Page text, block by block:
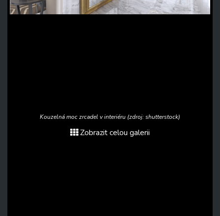
Kouzelná moc zrcadel v interiéru (zdroj: shutterstock)
Zobrazit celou galerii